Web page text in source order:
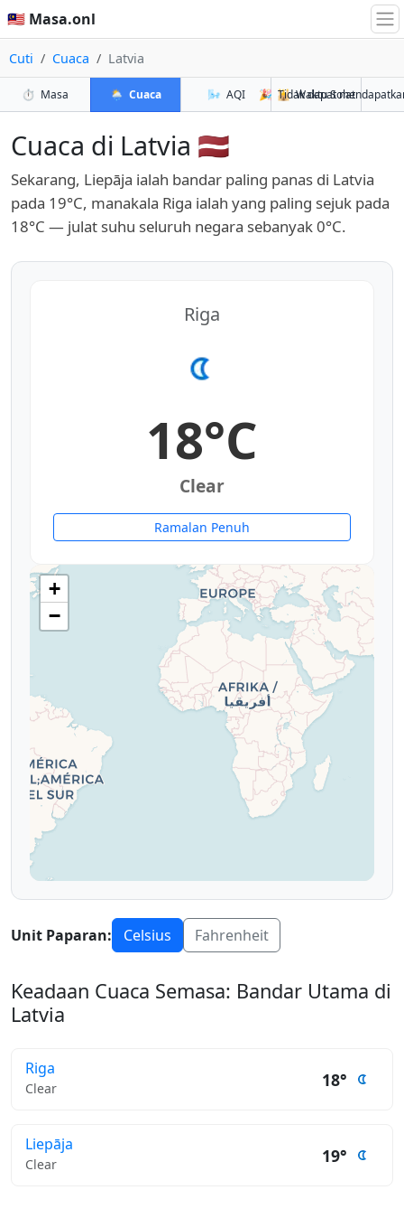
🇲🇾 Masa.onl
Cuti Cuaca Latvia
⏱️ Masa 🌦️ Cuaca 🌬️ AQI 🕌 Waktu Solat
🎉 Tidak dapat
Cuaca di Latvia 🇱🇻
Sekarang, Liepāja ialah bandar paling panas di Latvia
pada 19°C, manakala Riga ialah yang paling sejuk pada
18°C — julat suhu seluruh negara sebanyak 0°C.
Riga
18°C
Clear
Ramalan Penuh
18°
19°
+
−
Unit Paparan: Celsius Fahrenheit
Keadaan Cuaca Semasa: Bandar Utama di
Latvia
Riga
Clear 18°
Liepāja
Clear 19°